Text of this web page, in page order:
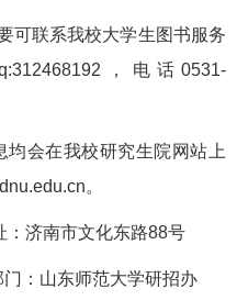
可联系我校大学生图书服务
，电话0531-
会在我校研究生院网站上
。
济南市文化东路88号
：山东师范大学研招办